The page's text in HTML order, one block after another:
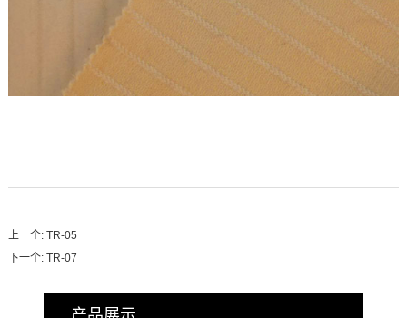
上一个: TR-05
下一个: TR-07